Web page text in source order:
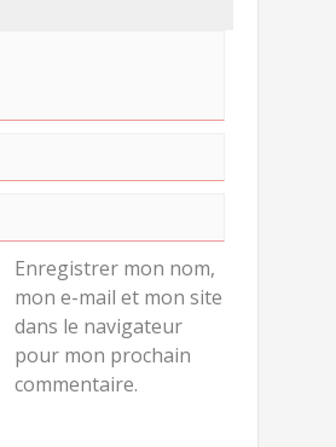
Enregistrer mon nom,
mon e-mail et mon site
dans le navigateur
pour mon prochain
commentaire.